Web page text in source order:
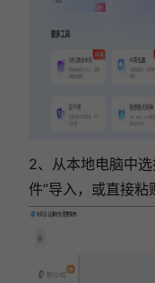
2、从本地电脑中
件”导入，或直接粘